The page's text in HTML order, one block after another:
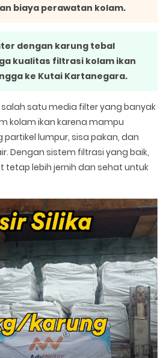
biaya perawatan kolam.
dengan karung tebal
kualitas filtrasi kolam ikan
ke Kutai Kartanegara.
salah satu media filter yang banyak
kolam ikan karena mampu
lumpur, sisa pakan, dan
Dengan sistem filtrasi yang baik,
tetap lebih jernih dan sehat untuk